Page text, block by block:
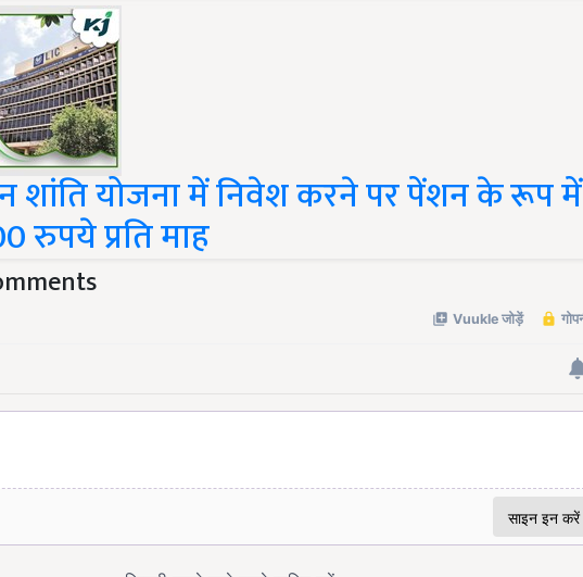
शांति योजना में निवेश करने पर पेंशन के रूप में
रुपये प्रति माह